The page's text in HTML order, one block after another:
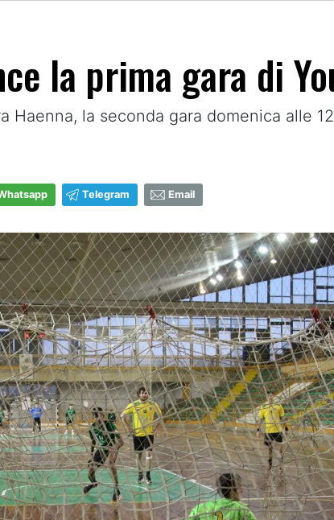
la prima gara di
Haenna, la seconda gara domenica alle
Telegram Email